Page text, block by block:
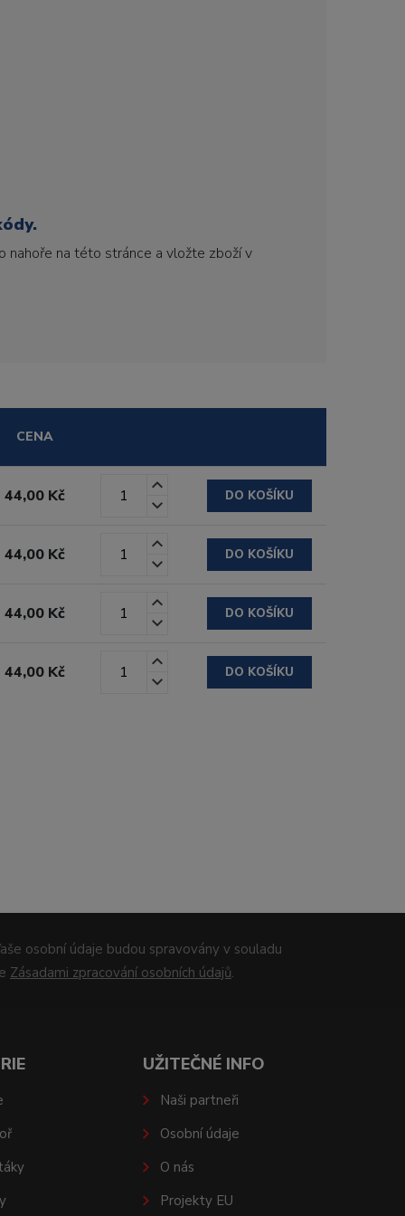
nahoře na této stránce a vložte zboží v
CENA
44,00 Kč DO KOŠÍKU
44,00 Kč DO KOŠÍKU
44,00 Kč DO KOŠÍKU
44,00 Kč DO KOŠÍKU
osobní údaje budou spravovány v souladu
Zásadami zpracování osobních údajů.
UŽITEČNÉ INFO
Naši partneři
Osobní údaje
O nás
Projekty EU